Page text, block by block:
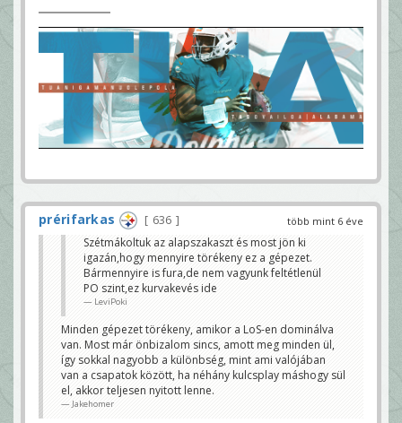
több mint 6 éve
prérifarkas
636
Szétmákoltuk az alapszakaszt és most jön ki
igazán,hogy mennyire törékeny ez a gépezet.
Bármennyire is fura,de nem vagyunk feltétlenül
PO szint,ez kurvakevés ide
LeviPoki
Minden gépezet törékeny, amikor a LoS-en dominálva
van. Most már önbizalom sincs, amott meg minden ül,
így sokkal nagyobb a különbség, mint ami valójában
van a csapatok között, ha néhány kulcsplay máshogy sül
el, akkor teljesen nyitott lenne.
Jakehomer